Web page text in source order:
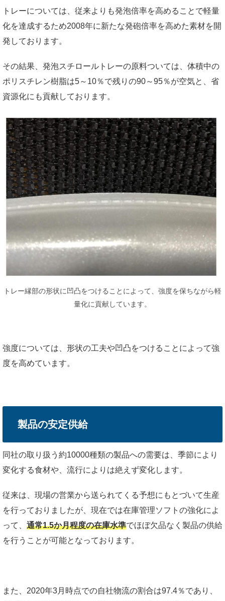
トレーについては、従来よりも発泡倍率を高めることで軽量
化を達成するため2008年に新たな発砲倍率を高めた素材を開
発しております。
その結果、発泡スチロールトレーの原料ついては、体積中の
ポリスチレン樹脂は5～10％で残りの90～95％が空気と、省
資源化にも貢献しております。
トレー縁部の形状に凹凸をつけることによって、強度を保ちながら軽
量化に貢献しています。
強度については、形状の工夫や凹凸をつけることによって強
度を高めています。
製品の安定供給
同社の取り扱う約10000種類の製品への需要は、季節により
変化する食材や、流行によりは絶えず変化します。
従来は、現場の営業から送られてくる予想にもとづいて生産
を行っておりましたが、現在では在庫管理ソフトの強化によ
って、 通常1.5か月程度の在庫水準でほぼ欠品なく製品の供給
を行うことが可能となっております。
また、2020年3月時点での自社物流の割合は97.4％であり、